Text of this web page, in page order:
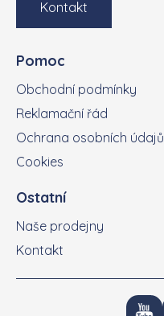
Kontakt
Pomoc
Obchodní podmínky
Reklamační řád
Ochrana osobních údajů
Cookies
Ostatní
Naše prodejny
Kontakt